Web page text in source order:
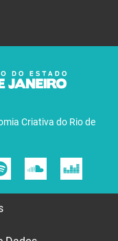
Criativa do Rio de